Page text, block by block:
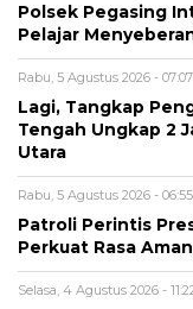
Polsek Pegasing
Pelajar
Rabu, 5 Agustus 2026 -
Lagi, Tangkap
Tengah Ungkap 2
Utara
Rabu, 5 Agustus 2026 -
Patroli Perintis
Perkuat Rasa
Selasa, 4 Agustus 2026 -